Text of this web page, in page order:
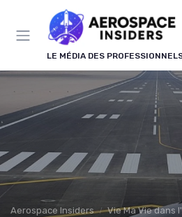
LE MÉDIA DES
Aerospace Insiders Vie Ma Vie dans
Panneau de gestion des cookies